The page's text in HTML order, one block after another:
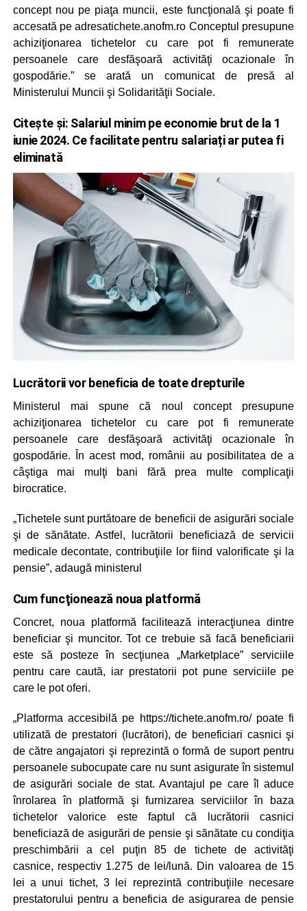
concept nou pe piaţa muncii, este funcţională şi poate fi
accesată pe adresatichete.anofm.ro Conceptul presupune
achiziţionarea tichetelor cu care pot fi remunerate
persoanele care desfăşoară activităţi ocazionale în
gospodărie.” se arată un comunicat de presă al
Ministerului Muncii şi Solidarităţii Sociale.
Citește și: Salariul minim pe economie brut de la 1
iunie 2024. Ce facilitate pentru salariați ar putea fi
eliminată
Lucrătorii vor beneficia de toate drepturile
Ministerul mai spune că noul concept presupune
achiziţionarea tichetelor cu care pot fi remunerate
persoanele care desfăşoară activităţi ocazionale în
gospodărie. În acest mod, românii au posibilitatea de a
câştiga mai mulţi bani fără prea multe complicaţii
birocratice.
„Tichetele sunt purtătoare de beneficii de asigurări sociale
şi de sănătate. Astfel, lucrătorii beneficiază de servicii
medicale decontate, contribuţiile lor fiind valorificate şi la
pensie”, adaugă ministerul
Cum funcţionează noua platformă
Concret, noua platformă facilitează interacţiunea dintre
beneficiar şi muncitor. Tot ce trebuie să facă beneficiarii
este să posteze în secţiunea „Marketplace” serviciile
pentru care caută, iar prestatorii pot pune serviciile pe
care le pot oferi.
„Platforma accesibilă pe https://tichete.anofm.ro/ poate fi
utilizată de prestatori (lucrători), de beneficiari casnici şi
de către angajatori şi reprezintă o formă de suport pentru
persoanele subocupate care nu sunt asigurate în sistemul
de asigurări sociale de stat. Avantajul pe care îl aduce
înrolarea în platformă şi furnizarea serviciilor în baza
tichetelor valorice este faptul că lucrătorii casnici
beneficiază de asigurări de pensie şi sănătate cu condiţia
preschimbării a cel puţin 85 de tichete de activităţi
casnice, respectiv 1.275 de lei/lună. Din valoarea de 15
lei a unui tichet, 3 lei reprezintă contribuţiile necesare
prestatorului pentru a beneficia de asigurarea de pensie